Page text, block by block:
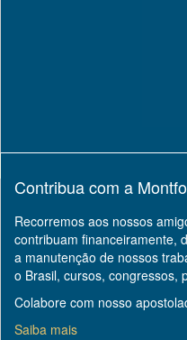
Contribua com a
Recorremos aos nossos
contribuam financeiramente,
a manutenção de nossos
o Brasil, cursos, congressos,
Colabore com nosso
Saiba mais